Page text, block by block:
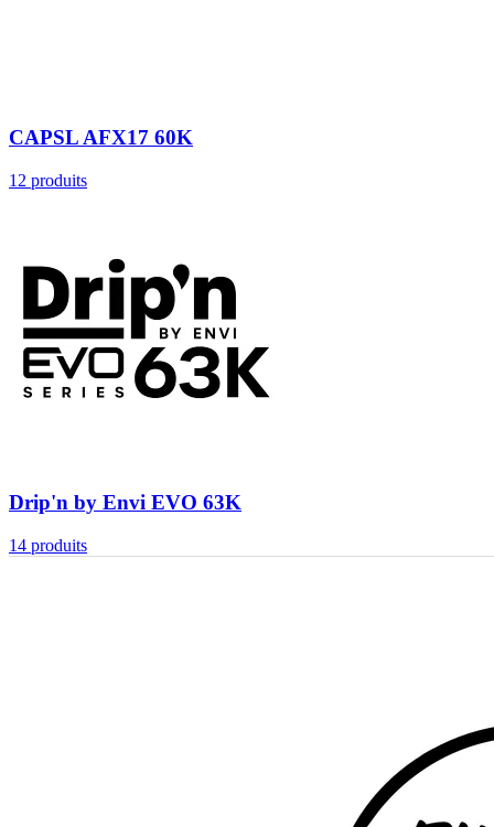
CAPSL AFX17 60K
12 produits
Drip'n by Envi EVO 63K
14 produits